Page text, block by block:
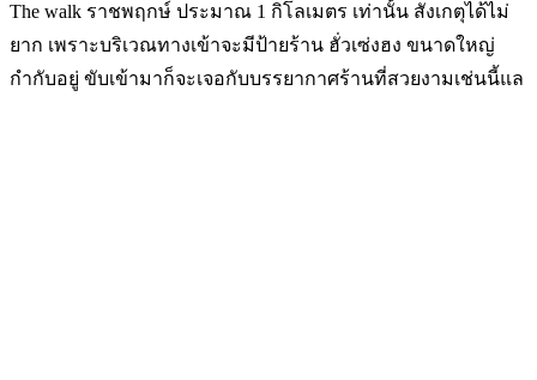
The walk ราชพฤกษ์ ประมาณ 1 กิโลเมตร เท่านั้น สังเกตุได้ไม่
ยาก เพราะบริเวณทางเข้าจะมีป้ายร้าน ฮั่วเซ่งฮง ขนาดใหญ่
กำกับอยู่ ขับเข้ามาก็จะเจอกับบรรยากาศร้านที่สวยงามเช่นนี้แล